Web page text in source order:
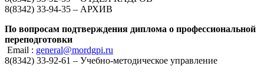
8(8342) 33-94-35 – АРХИВ
По вопросам подтверждения диплома о профессиональной
переподготовки
Email : general@mordgpi.ru
8(8342) 33-92-61 – Учебно-методическое управление